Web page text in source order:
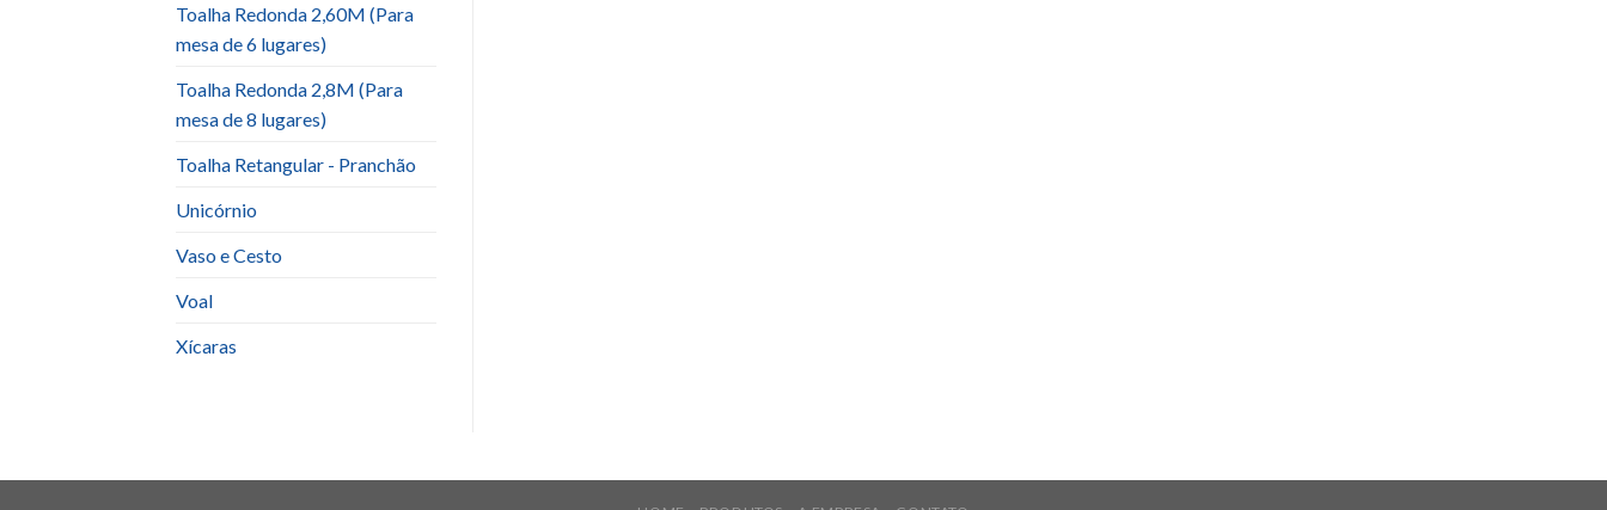
Toalha Redonda 2,60M (Para
mesa de 6 lugares)
Toalha Redonda 2,8M (Para
mesa de 8 lugares)
Toalha Retangular - Pranchão
Unicórnio
Vaso e Cesto
Voal
Xícaras